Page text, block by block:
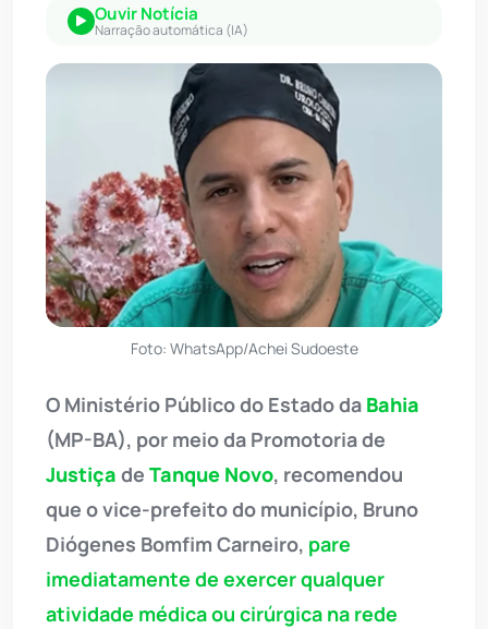
Ouvir Notícia
Narração automática (IA)
Foto: WhatsApp/Achei Sudoeste
O Ministério Público do Estado da Bahia
(MP-BA), por meio da Promotoria de
Justiça de Tanque Novo, recomendou
que o vice-prefeito do município, Bruno
Diógenes Bomfim Carneiro, pare
imediatamente de exercer qualquer
atividade médica ou cirúrgica na rede